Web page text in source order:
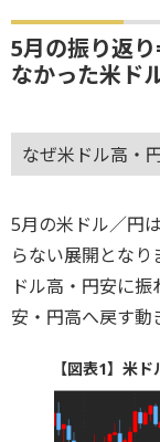
5月の振り返
なかった米ド
なぜ米ドル高・
5月の米ドル／円
らない展開とな
ドル高・円安に
安・円高へ戻す動
【図表1】米